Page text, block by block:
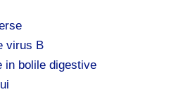
virus B
in bolile digestive